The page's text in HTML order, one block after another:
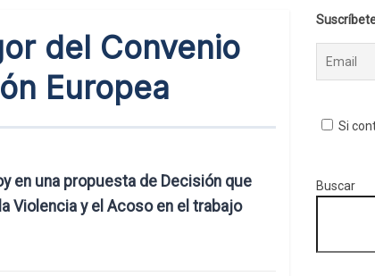
del Convenio
Europea
en una propuesta de Decisión que
Violencia y el Acoso en el trabajo
Si
Buscar